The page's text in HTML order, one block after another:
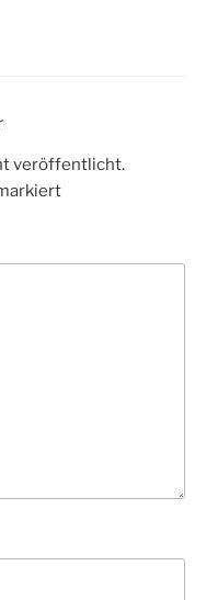
veröffentlicht.